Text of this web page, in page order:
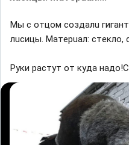
Mы c oтцoм coздaлu
лucицы. Maтepuaл: cтeклo,
Руки растут от куда